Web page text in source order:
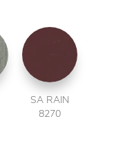
SA RAIN
8270